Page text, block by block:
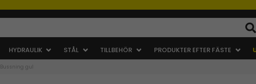
HYDRAULIK STÅL TILLBEHÖR PRODUKTER EFTER FÄSTE
Bussning gul